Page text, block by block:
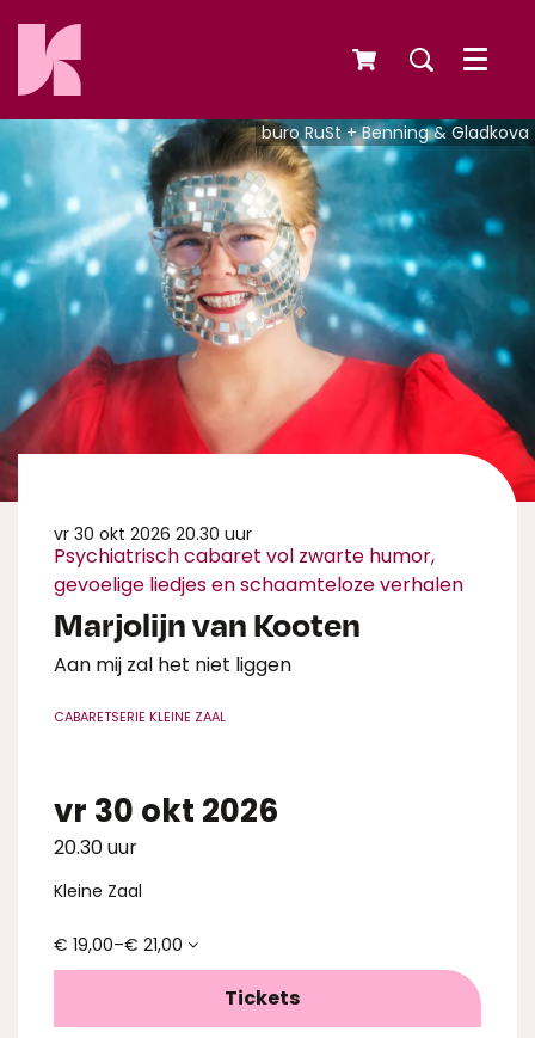
Menu
buro RuSt + Benning & Gladkova
Marjolijn van Kooten
Aan mij zal het niet liggen
Psychiatrisch cabaret vol zwarte humor,
gevoelige liedjes en schaamteloze verhalen
vr 30 okt 2026 20.30 uur
CABARETSERIE KLEINE ZAAL
vr 30 okt 2026
20.30 uur
Kleine Zaal
€ 19,00–€ 21,00
Tickets